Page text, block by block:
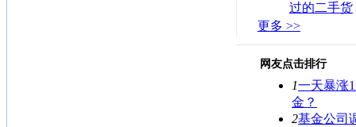
过的二手货
更多 >>
网友点击排行
1一天暴涨
金？
2基金公司